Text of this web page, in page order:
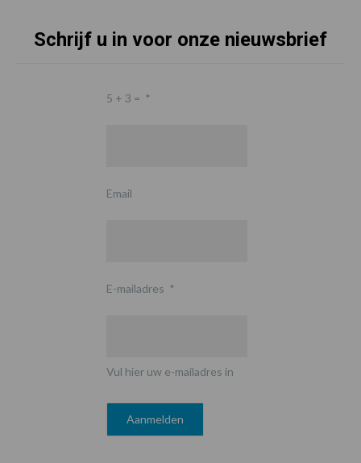
Schrijf u in voor onze nieuwsbrief
5 + 3 = *
Email
E-mailadres *
Vul hier uw e-mailadres in